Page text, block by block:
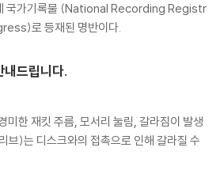
국가기록물 (National Recording Registr
로 등재된 명반이다.
내드립니다.
미한 재킷 주름, 모서리 눌림, 갈라짐이 발생
브)는 디스크와의 접촉으로 인해 갈라질 수